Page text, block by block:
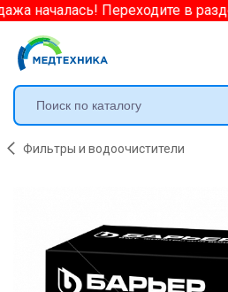
началась! Переходите в
Фильтры и водоочистители